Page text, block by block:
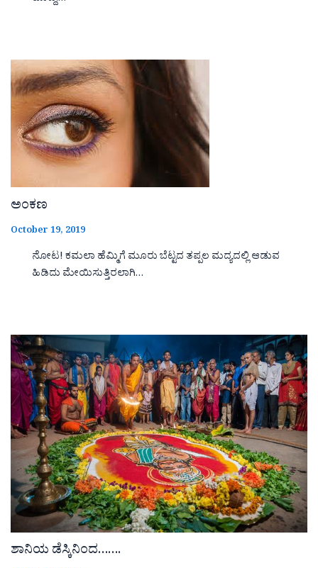
ಅಂಕಣ
October 19, 2019
ನೋಟ! ಕಮಲಾ ಹೆಮ್ಮಿಗೆ ಮೂರು ಬೆಟ್ಟದ ತಪ್ಪಲ ಮದ್ಯದಲ್ಲಿ ಆಡುವ
ಹಿಡಿದು ಮೇಯಿಸುತ್ತಿರಲಾಗಿ…
ಶಾನಿಯ ಡೆಸ್ಕಿನಿಂದ…….